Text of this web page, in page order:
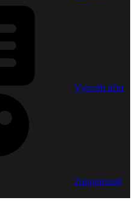
Vytvořit účet
Zapomenuté